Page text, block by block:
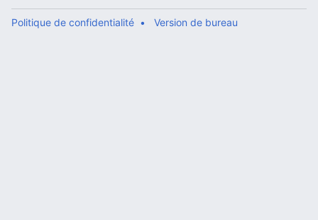
Politique de confidentialité Version de bureau